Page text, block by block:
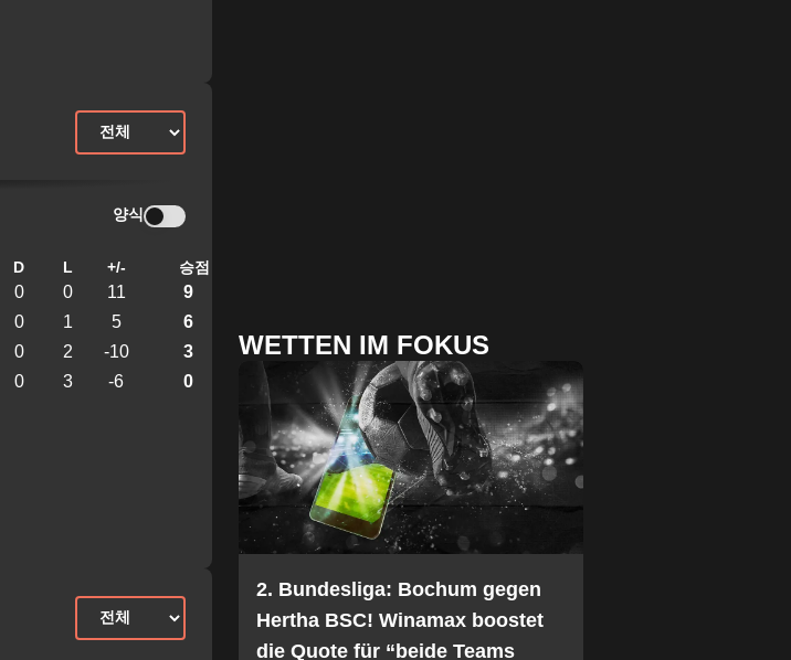
양식
D L +/- 승점
0 0 11 9
0 1 5 6
0 2 -10 3
0 3 -6 0
WETTEN IM FOKUS
2. Bundesliga: Bochum gegen
Hertha BSC! Winamax boostet
die Quote für “beide Teams